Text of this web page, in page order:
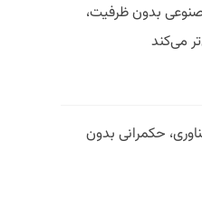
بدون ظرفیت،
می‌کند
حکمرانی بدون